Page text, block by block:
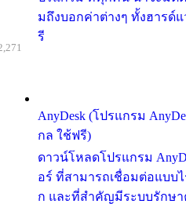
มถึงบอกค่าต่างๆ ทั้งฮารด์
รี
AnyDesk (โปรแกรม
กล ใช้ฟรี)
ดาวน์โหลดโปรแกรม
อร์ ที่สามารถเชื่อมต่อแบบ
ก และที่สำคัญมีระบบรักษ